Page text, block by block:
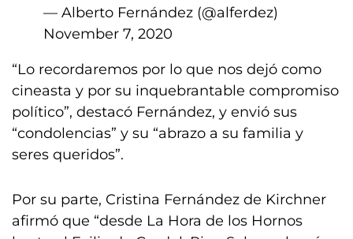
— Alberto Fernández (@alferdez)
November 7, 2020
“Lo recordaremos por lo que nos dejó como
cineasta y por su inquebrantable compromiso
político”, destacó Fernández, y envió sus
“condolencias” y su “abrazo a su familia y
seres queridos”.
Por su parte, Cristina Fernández de Kirchner
afirmó que “desde La Hora de los Hornos